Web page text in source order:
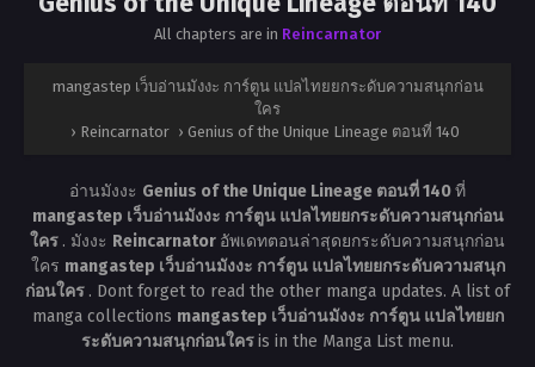
All chapters are in Reincarnator
mangastep เว็บอ่านมังงะ การ์ตูน แปลไทยยกระดับความสนุกก่อน
ใคร
› Reincarnator › Genius of the Unique Lineage ตอนที่ 140
อ่านมังงะ Genius of the Unique Lineage ตอนที่ 140ที่
mangastep เว็บอ่านมังงะ การ์ตูน แปลไทยยกระดับความสนุกก่อน
ใคร . มังงะ Reincarnator อัพเดทตอนล่าสุดยกระดับความสนุกก่อน
ใคร mangastep เว็บอ่านมังงะ การ์ตูน แปลไทยยกระดับความสนุก
ก่อนใคร . Dont forget to read the other manga updates. A list of
manga collections mangastep เว็บอ่านมังงะ การ์ตูน แปลไทยยก
ระดับความสนุกก่อนใครis in the Manga List menu.